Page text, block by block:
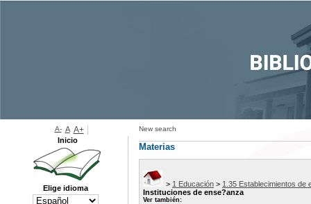
New search
Materias
> 1 Educación > 1.35 Establecimientos de
Instituciones de ense?anza
Ver también:
A- A A+
Inicio
Elige idioma